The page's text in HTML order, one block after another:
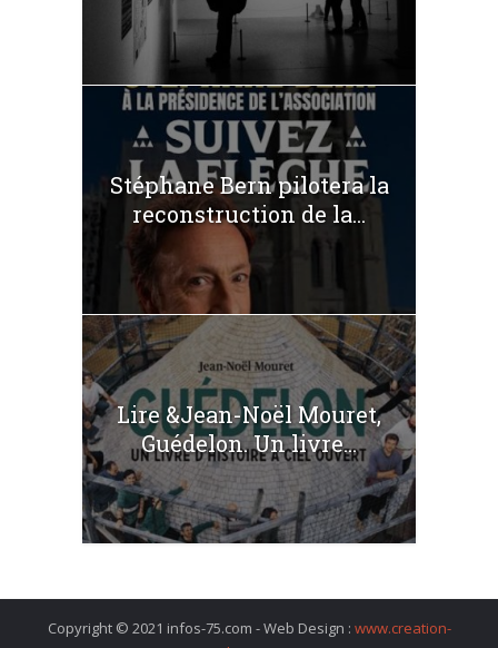
Stéphane Bern pilotera la
reconstruction de la...
Lire &Jean-Noël Mouret,
Guédelon. Un livre...
Copyright © 2021 infos-75.com - Web Design : www.creation-